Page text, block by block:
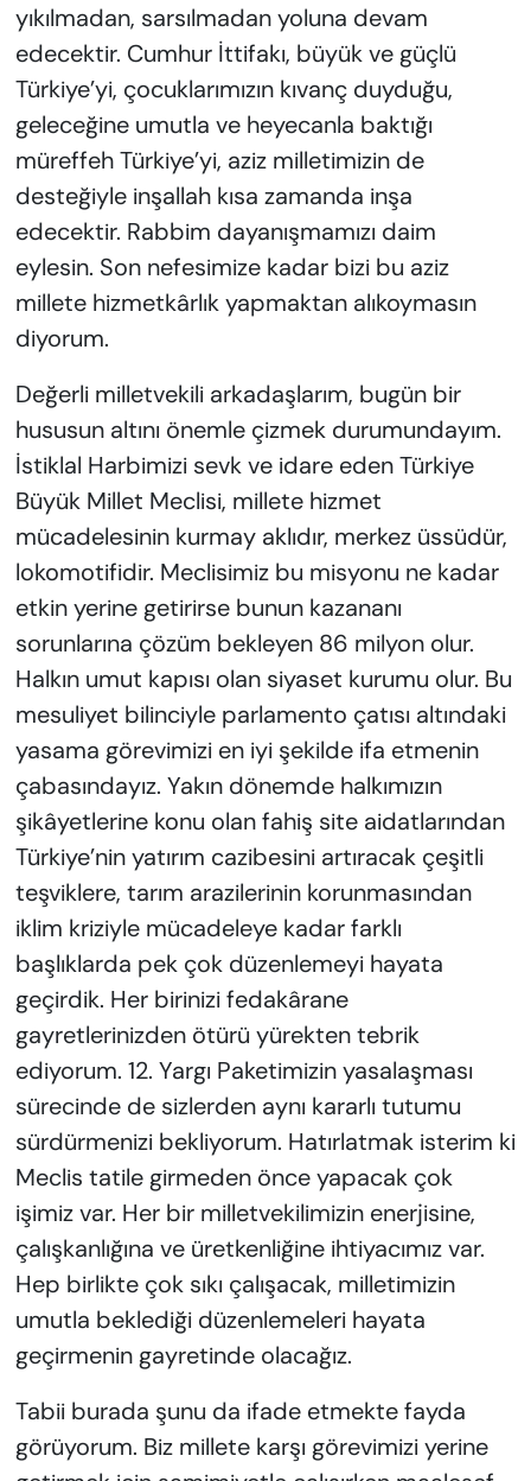
yıkılmadan, sarsılmadan yoluna devam
edecektir. Cumhur İttifakı, büyük ve güçlü
Türkiye’yi, çocuklarımızın kıvanç duyduğu,
geleceğine umutla ve heyecanla baktığı
müreffeh Türkiye’yi, aziz milletimizin de
desteğiyle inşallah kısa zamanda inşa
edecektir. Rabbim dayanışmamızı daim
eylesin. Son nefesimize kadar bizi bu aziz
millete hizmetkârlık yapmaktan alıkoymasın
diyorum.
Değerli milletvekili arkadaşlarım, bugün bir
hususun altını önemle çizmek durumundayım.
İstiklal Harbimizi sevk ve idare eden Türkiye
Büyük Millet Meclisi, millete hizmet
mücadelesinin kurmay aklıdır, merkez üssüdür,
lokomotifidir. Meclisimiz bu misyonu ne kadar
etkin yerine getirirse bunun kazananı
sorunlarına çözüm bekleyen 86 milyon olur.
Halkın umut kapısı olan siyaset kurumu olur. Bu
mesuliyet bilinciyle parlamento çatısı altındaki
yasama görevimizi en iyi şekilde ifa etmenin
çabasındayız. Yakın dönemde halkımızın
şikâyetlerine konu olan fahiş site aidatlarından
Türkiye’nin yatırım cazibesini artıracak çeşitli
teşviklere, tarım arazilerinin korunmasından
iklim kriziyle mücadeleye kadar farklı
başlıklarda pek çok düzenlemeyi hayata
geçirdik. Her birinizi fedakârane
gayretlerinizden ötürü yürekten tebrik
ediyorum. 12. Yargı Paketimizin yasalaşması
sürecinde de sizlerden aynı kararlı tutumu
sürdürmenizi bekliyorum. Hatırlatmak isterim ki
Meclis tatile girmeden önce yapacak çok
işimiz var. Her bir milletvekilimizin enerjisine,
çalışkanlığına ve üretkenliğine ihtiyacımız var.
Hep birlikte çok sıkı çalışacak, milletimizin
umutla beklediği düzenlemeleri hayata
geçirmenin gayretinde olacağız.
Tabii burada şunu da ifade etmekte fayda
görüyorum. Biz millete karşı görevimizi yerine